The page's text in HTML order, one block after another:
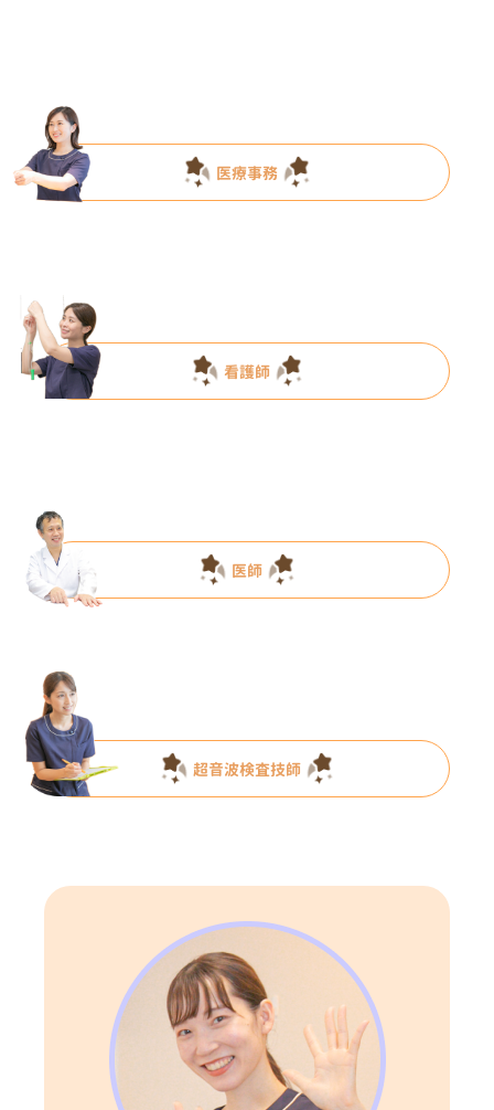
医療事務
看護師
医師
超音波検査技師